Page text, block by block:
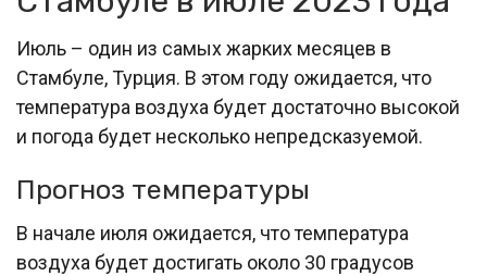
Июль – один из самых жарких месяцев в
Стамбуле, Турция. В этом году ожидается, что
температура воздуха будет достаточно высокой
и погода будет несколько непредсказуемой.
Прогноз температуры
В начале июля ожидается, что температура
воздуха будет достигать около 30 градусов